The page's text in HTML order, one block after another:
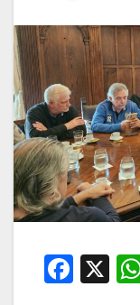
F
X